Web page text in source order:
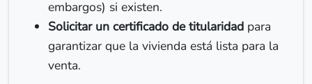
embargos) si existen.
Solicitar un certificado de titularidad para
garantizar que la vivienda está lista para la
venta.